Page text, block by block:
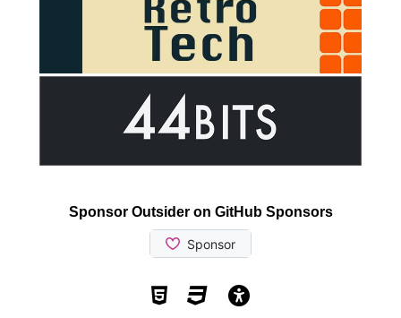
Sponsor Outsider on GitHub Sponsors
Valid HTML5
Valid CSS
WCAG 2.1 AA